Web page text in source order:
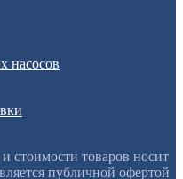
насосов
стоимости товаров носит
публичной офертой